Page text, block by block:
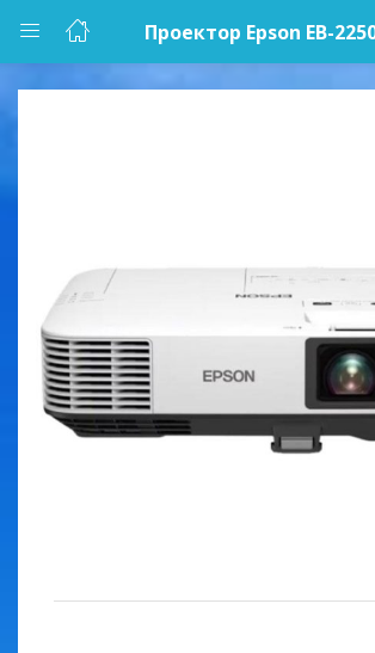
Проектор Epson EB-
LOGIN